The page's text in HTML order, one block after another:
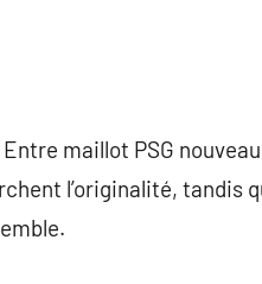
maillot PSG
l’originalité, tandis